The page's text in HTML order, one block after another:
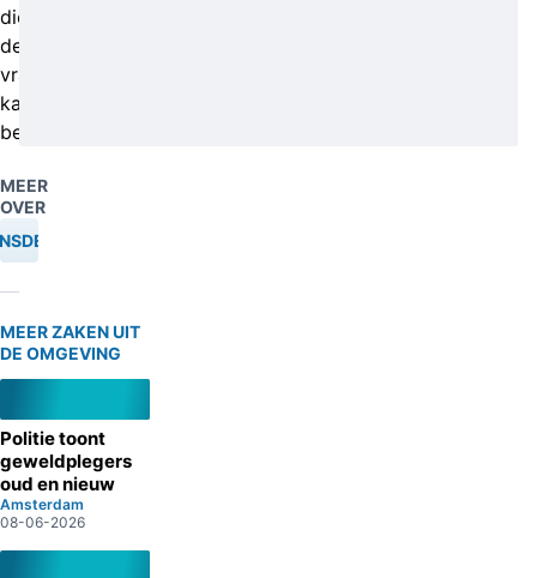
die
deze
vragen
kan
beantwoorden.
MEER
OVER
MEER ZAKEN UIT
DE OMGEVING
Politie toont
geweldplegers
oud en nieuw
Amsterdam
08-06-2026